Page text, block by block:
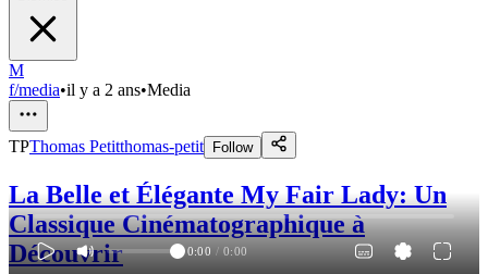
M
f/media•il y a 2 ans•Media
TPThomas Petitthomas-petit Follow
La Belle et Élégante My Fair Lady: Un
Classique Cinématographique à
Découvrir
0:00 / 0:00